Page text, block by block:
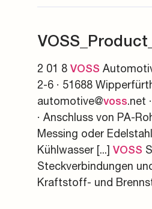
2 01 8 VOSS
2-6 · 51688
automotive@voss.net
· Anschluss von PA-
Messing oder
Kühlwasser [...] VOSS
Steckverbindungen
Kraftstoff- und